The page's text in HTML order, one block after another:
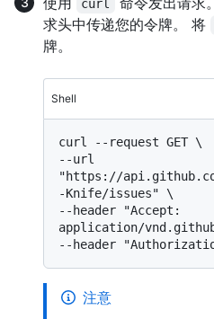
curl
求头中传递您的令牌。 将
牌。
Shell
curl --request GET \
--url
"https://
-Knife/issues" \
--header "Accept:
application/
注意